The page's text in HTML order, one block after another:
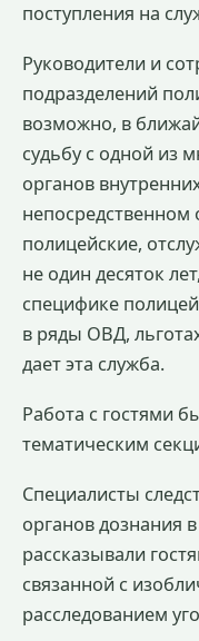
поступления на
Руководители и
подразделений
возможно, в
судьбу с одной из
органов
полицейские,
не один десяток
специфике
в ряды ОВД,
дает эта служба.
Работа с гостями
тематическим
Специалисты
органов дознания
рассказывали
связанной с
расследованием